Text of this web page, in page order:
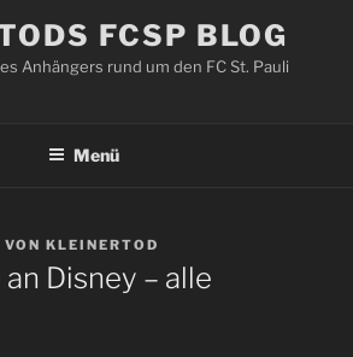
FCSP BLOG
Anhängers rund um den FC St. Pauli
Menü
VON KLEINERTOD
Disney – alle